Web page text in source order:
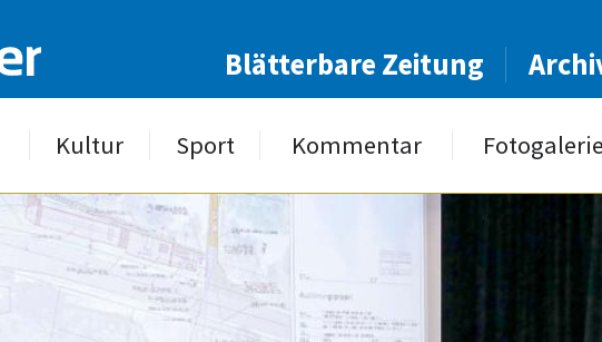
Blätterbare Zeitung
Kultur Sport Kommentar